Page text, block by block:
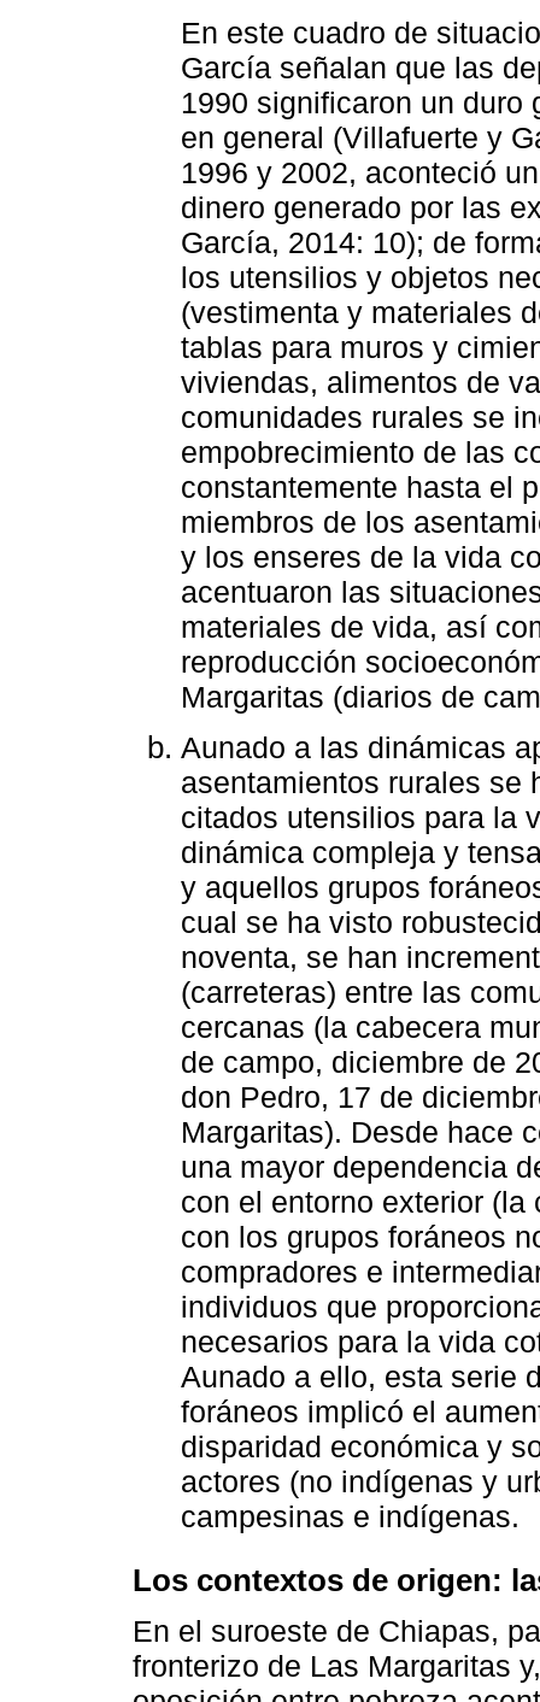
En este cuadro de
García señalan que las
1990 significaron un duro
en general (Villafuerte y
1996 y 2002, aconteció
dinero generado por las
García, 2014: 10); de
los utensilios y objetos
(vestimenta y materiales
tablas para muros y
viviendas, alimentos de
comunidades rurales se
empobrecimiento de las
constantemente hasta el
miembros de los
y los enseres de la vida
acentuaron las
materiales de vida, así
reproducción
Margaritas (diarios de
Aunado a las dinámicas
asentamientos rurales se
citados utensilios para la
dinámica compleja y
y aquellos grupos
cual se ha visto
noventa, se han
(carreteras) entre las
cercanas (la cabecera
de campo, diciembre de
don Pedro, 17 de
Margaritas). Desde hace
una mayor dependencia
con el entorno exterior
con los grupos foráneos
compradores e
individuos que
necesarios para la vida
Aunado a ello, esta serie
foráneos implicó el
disparidad económica y
actores (no indígenas y
campesinas e indígenas.
Los contextos de origen:
En el suroeste de Chiapas,
fronterizo de Las Margaritas